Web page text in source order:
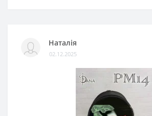
Наталія
02.12.2025